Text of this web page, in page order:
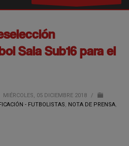
Sala Sub16 para el
MIÉRCOLES, 05 DICIEMBRE 2018
/
- FUTBOLISTAS, NOTA DE PRENSA,